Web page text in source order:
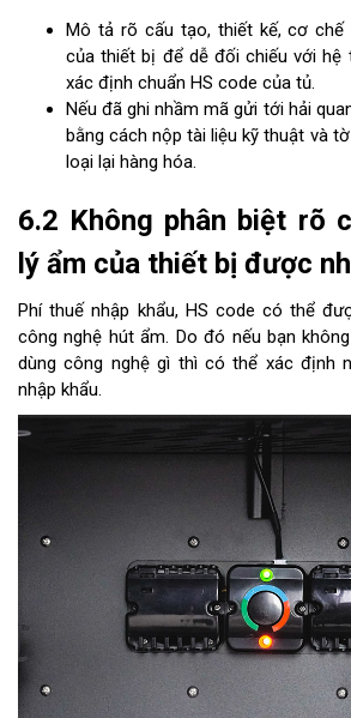
Mô tả rõ cấu tạo, thiết kế, cơ chế
của thiết bị để dễ đối chiếu với hệ
xác định chuẩn HS code của tủ.
Nếu đã ghi nhầm mã gửi tới hải
bằng cách nộp tài liệu kỹ thuật và
loại lại hàng hóa.
6.2 Không phân biệt rõ
lý ẩm của thiết bị được
Phí thuế nhập khẩu, HS code có thể
công nghệ hút ẩm. Do đó nếu bạn
dùng công nghệ gì thì có thể xác định
nhập khẩu.